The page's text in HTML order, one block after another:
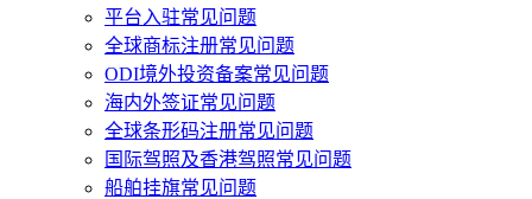
平台入驻常见问题
全球商标注册常见问题
ODI境外投资备案常见问题
海内外签证常见问题
全球条形码注册常见问题
国际驾照及香港驾照常见问题
船舶挂旗常见问题